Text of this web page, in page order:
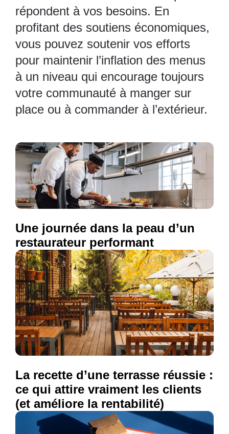
répondent à vos besoins. En
profitant des soutiens économiques,
vous pouvez soutenir vos efforts
pour maintenir l’inflation des menus
à un niveau qui encourage toujours
votre communauté à manger sur
place ou à commander à l’extérieur.
Une journée dans la peau d’un
restaurateur performant
La recette d’une terrasse réussie :
ce qui attire vraiment les clients
(et améliore la rentabilité)